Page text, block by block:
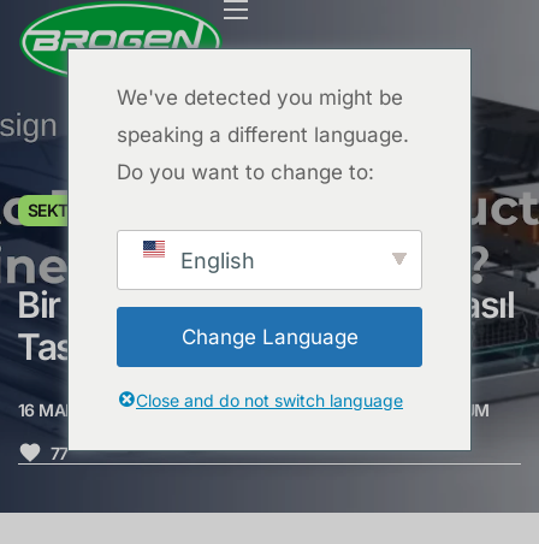
ANA SAYFA
ÜRÜNLER
PROJELER
SSS
HAKKIMIZDA
BİZE ULAŞIN
SEKTÖR İÇGÖRÜLERI
Bir İş Makinesi Akü Paketi Nasıl
Tasarlanır？
16 MART 2026 TARAFINDANBROGEN MOTORS YORUM
77
We've detected you might be
speaking a different language.
Do you want to change to:
English
Change Language
Close and do not switch language